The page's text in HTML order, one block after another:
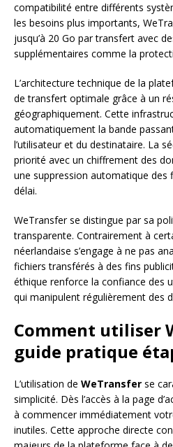
compatibilité entre différents
les besoins plus importants,
jusqu’à 20 Go par transfert avec
supplémentaires comme la
L’architecture technique de la
de transfert optimale grâce à un
géographiquement. Cette
automatiquement la bande
l’utilisateur et du destinataire. La
priorité avec un chiffrement des
une suppression automatique des
délai.
WeTransfer se distingue par sa
transparente. Contrairement à
néerlandaise s’engage à ne pas
fichiers transférés à des fins
éthique renforce la confiance des
qui manipulent régulièrement des
Comment utiliser
guide pratique
L’utilisation de WeTransfer se
simplicité. Dès l’accès à la page
à commencer immédiatement
inutiles. Cette approche directe